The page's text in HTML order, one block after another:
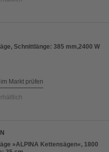
Schnittlänge: 385 mm,2400 W
Markt prüfen
»ALPINA Kettensägen«, 1800